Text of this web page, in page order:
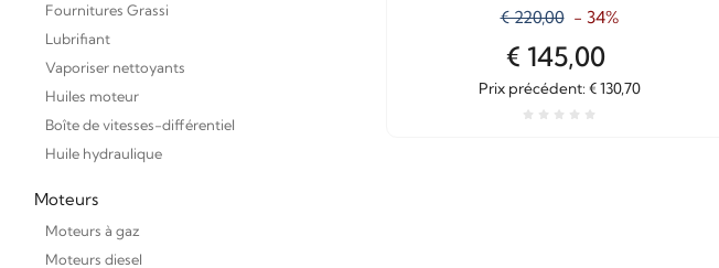
Fournitures Grassi
Lubrifiant
Vaporiser nettoyants
Huiles moteur
Boîte de vitesses-différentiel
Huile hydraulique
Moteurs
Moteurs à gaz
Moteurs diesel
€ 220,00 - 34%
€ 145,00
Prix ​​précédent: € 130,70